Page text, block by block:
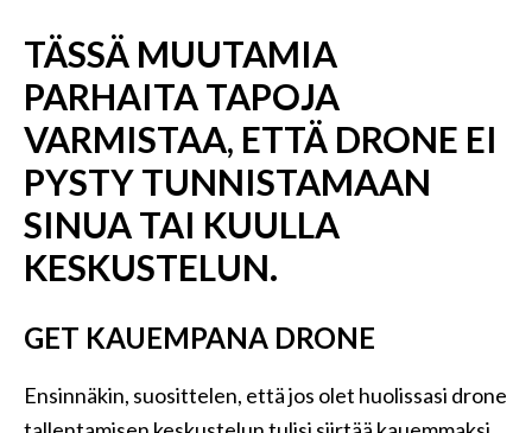
TÄSSÄ MUUTAMIA
PARHAITA TAPOJA
VARMISTAA, ETTÄ DRONE EI
PYSTY TUNNISTAMAAN
SINUA TAI KUULLA
KESKUSTELUN.
GET KAUEMPANA DRONE
Ensinnäkin, suosittelen, että jos olet huolissasi drone